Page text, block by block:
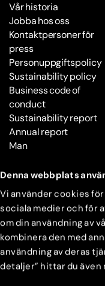
Denna webbplats
Vi använder cookies
sociala medier och för
om din användning av
kombinera den med
användning av deras
detaljer” hittar du
Vår historia
Jobba hos oss
Kontaktpersoner för
press
Personuppgiftspolicy
Sustainability policy
Business code of
conduct
Sustainability report
Annual report
Man